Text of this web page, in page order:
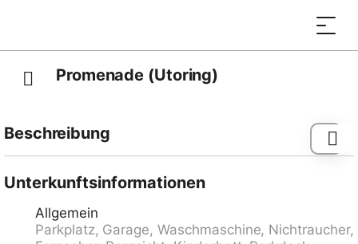
Promenade (Utoring)
Beschreibung
m vom Zentrum, ruhige Lage. Im Hause:
Skiraum, Zentralheizung, Waschmaschine (zur
Mitbenutzung). Zufahrt bis zum Haus (Bergstrasse).
Unterkunftsinformationen
Allgemein
Parkplatz, Garage, Waschmaschine, Nichtraucher,